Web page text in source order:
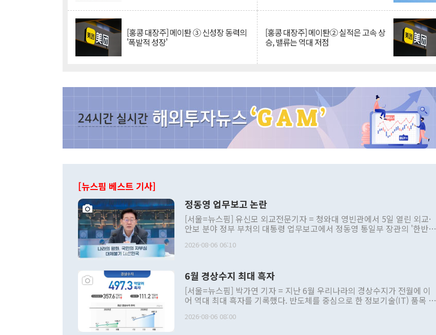
[홍콩 대장주] 메이퇀 ③ 신성장 동력의
'폭발적 성장'
[홍콩 대장주] 메이퇀② 실적은 고속 상
승, 밸류는 역대 저점
[뉴스핌 베스트 기사]
정동영 업무보고 논란
[서울=뉴스핌] 유신모 외교전문기자 = 청와대 영빈관에서 5일 열린 외교·
안보 분야 정부 부처의 대통령 업무보고에서 정동영 통일부 장관의 '한반도
발언 중에는 정부 내 조율을 거치지 않은 사안을 정책으로 추진하겠다고 공
주의적 희망에 근거한 비현실적 구상'이라는 비판을 내놨다. 그동안 정 장
관의 대북 정책 관련 발언이 물의를 빚은 적은 여러 번 있지만 대통령과 유
관 부처 장관이 공개적으로 부정적 입장을 표명한 것은 이례적이다. 정 장
관의 무리한 대북 접근법과 월권을 제어해야 한다는 목소리도 높아지고 있
다. [정동영 통일부 장관이 지난달 23일 오후 서울 종로구 정부서울청사에
2026-08-06 06:10
6월 경상수지 최대 흑자
[서울=뉴스핌] 박가연 기자 = 지난 6월 우리나라의 경상수지가 전월에 이
어 역대 최대 흑자를 기록했다. 반도체를 중심으로 한 정보기술(IT) 품목 수
료=한국은행] 한국은행이 6일 발표한 '2026년 6월 국제수지(잠정)'에 따르
2026-08-06 08:00